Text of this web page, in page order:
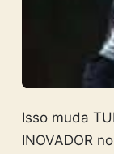
Isso muda
INOVADOR